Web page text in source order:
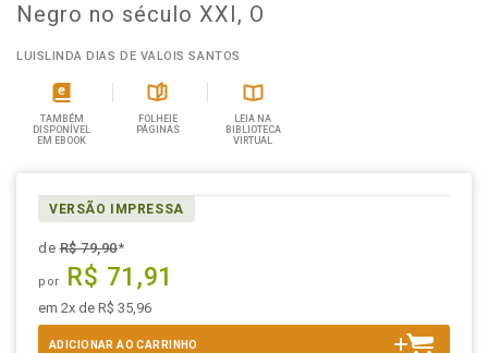
Negro no século XXI, O
LUISLINDA DIAS DE VALOIS SANTOS
TAMBÉM
DISPONÍVEL
EM EBOOK
FOLHEIE
PÁGINAS
LEIA NA
BIBLIOTECA
VIRTUAL
VERSÃO IMPRESSA
deR$ 79,90*
por R$ 71,91
em 2x de R$ 35,96
ADICIONAR AO CARRINHO